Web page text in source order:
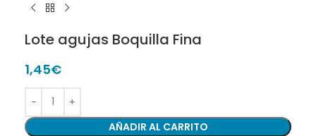
Lote agujas Boquilla Fina
1,45€
AÑADIR AL CARRITO